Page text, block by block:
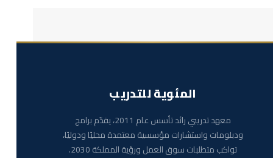
المئوية للتدريب
معهد تدريبي رائد تأسس عام 2011، يقدّم برامج
ودبلومات واستشارات مؤسسية معتمدة محليًا ودوليًا،
تواكب متطلبات سوق العمل ورؤية المملكة 2030.